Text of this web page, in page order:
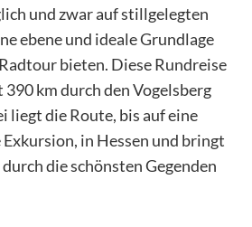
und zwar auf stillgelegten
ebene und ideale Grundlage
bieten. Diese Rundreise
km durch den Vogelsberg
liegt die Route, bis auf eine
in Hessen und bringt
die schönsten Gegenden